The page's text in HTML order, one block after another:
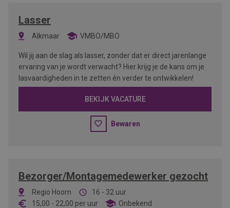
Lasser
Alkmaar VMBO/MBO
Wil jij aan de slag als lasser, zonder dat er direct jarenlange
ervaring van je wordt verwacht? Hier krijg je de kans om je
lasvaardigheden in te zetten én verder te ontwikkelen!
BEKIJK VACATURE
Bewaren
Bezorger/Montagemedewerker gezocht
Regio Hoorn
16 - 32 uur
15,00 - 22,00 per uur Onbekend